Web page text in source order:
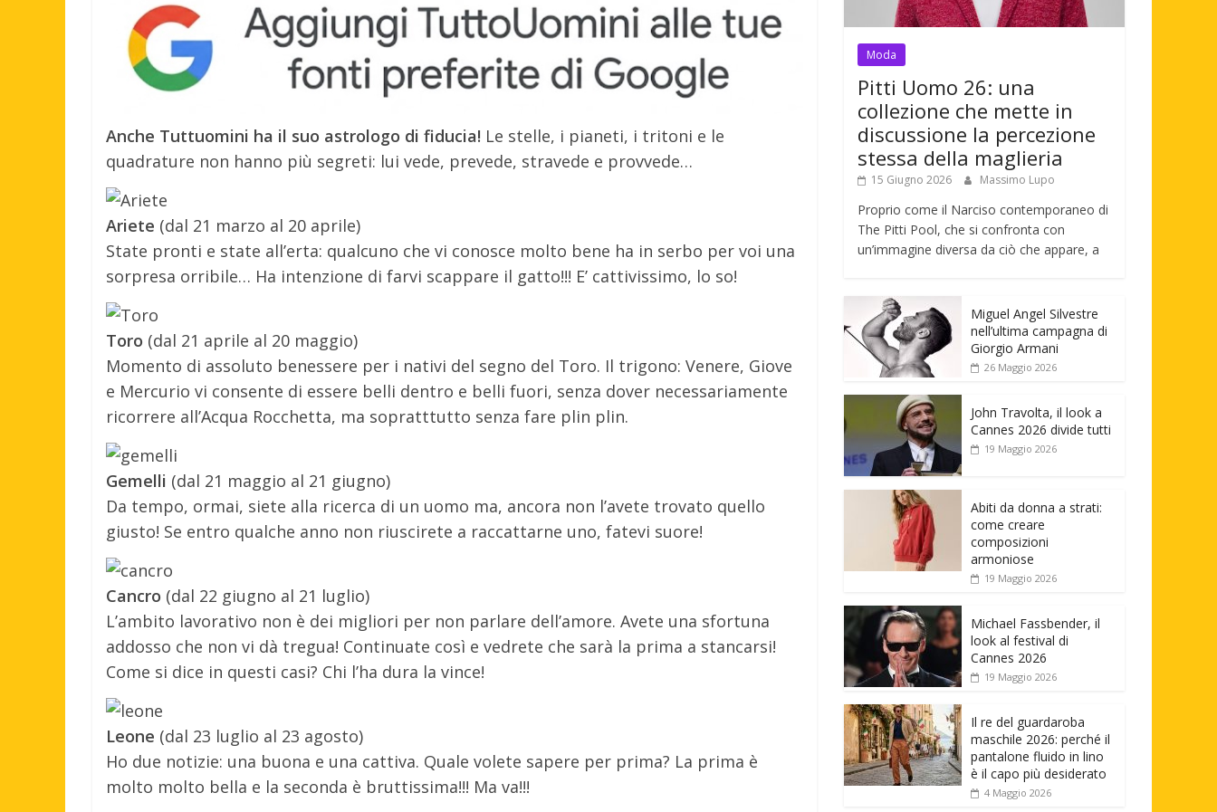
Anche Tuttuomini ha il suo astrologo di fiducia! Le stelle, i pianeti, i tritoni e le
quadrature non hanno più segreti: lui vede, prevede, stravede e provvede…
Ariete (dal 21 marzo al 20 aprile)
State pronti e state all’erta: qualcuno che vi conosce molto bene ha in serbo per voi una
sorpresa orribile… Ha intenzione di farvi scappare il gatto!!! E’ cattivissimo, lo so!
Toro (dal 21 aprile al 20 maggio)
Momento di assoluto benessere per i nativi del segno del Toro. Il trigono: Venere, Giove
e Mercurio vi consente di essere belli dentro e belli fuori, senza dover necessariamente
ricorrere all’Acqua Rocchetta, ma sopratttutto senza fare plin plin.
Gemelli (dal 21 maggio al 21 giugno)
Da tempo, ormai, siete alla ricerca di un uomo ma, ancora non l’avete trovato quello
giusto! Se entro qualche anno non riuscirete a raccattarne uno, fatevi suore!
Cancro (dal 22 giugno al 21 luglio)
L’ambito lavorativo non è dei migliori per non parlare dell’amore. Avete una sfortuna
addosso che non vi dà tregua! Continuate così e vedrete che sarà la prima a stancarsi!
Come si dice in questi casi? Chi l’ha dura la vince!
Leone (dal 23 luglio al 23 agosto)
Ho due notizie: una buona e una cattiva. Quale volete sapere per prima? La prima è
molto molto bella e la seconda è bruttissima!!! Ma va!!!
Moda
Pitti Uomo 26: una
collezione che mette in
discussione la percezione
stessa della maglieria
15 Giugno 2026 Massimo Lupo
Proprio come il Narciso contemporaneo di
The Pitti Pool, che si confronta con
un’immagine diversa da ciò che appare, a
Miguel Angel Silvestre
nell’ultima campagna di
Giorgio Armani
26 Maggio 2026
John Travolta, il look a
Cannes 2026 divide tutti
19 Maggio 2026
Abiti da donna a strati:
come creare
composizioni
armoniose
19 Maggio 2026
Michael Fassbender, il
look al festival di
Cannes 2026
19 Maggio 2026
Il re del guardaroba
maschile 2026: perché il
pantalone fluido in lino
è il capo più desiderato
4 Maggio 2026